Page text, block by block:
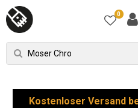
0
Kostenloser Versand